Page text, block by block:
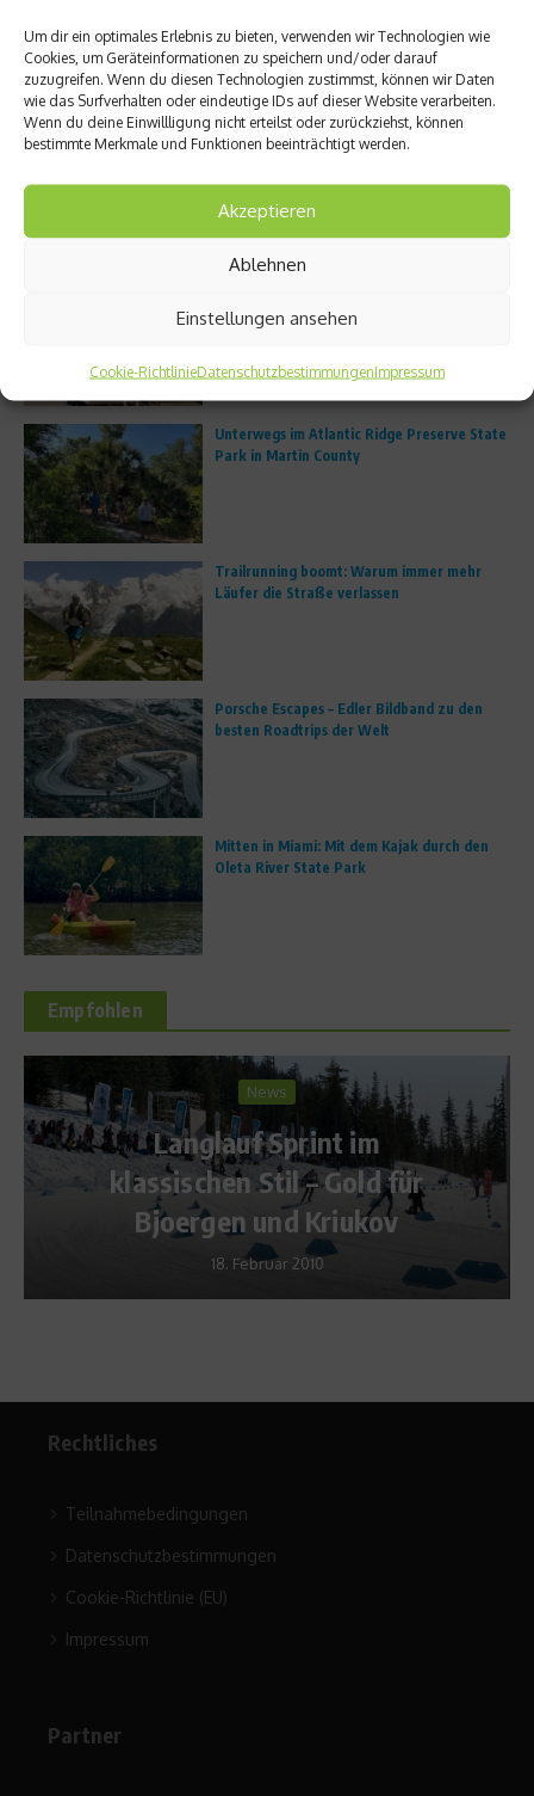
Um dir ein optimales Erlebnis zu bieten, verwenden wir Technologien wie
Cookies, um Geräteinformationen zu speichern und/oder darauf
zuzugreifen. Wenn du diesen Technologien zustimmst, können wir Daten
wie das Surfverhalten oder eindeutige IDs auf dieser Website verarbeiten.
Wenn du deine Einwillligung nicht erteilst oder zurückziehst, können
bestimmte Merkmale und Funktionen beeinträchtigt werden.
Akzeptieren
Ablehnen
Einstellungen ansehen
Cookie-RichtlinieDatenschutzbestimmungenImpressum
Beachcomber: Comeback des
Trailrunning-Events im Indischen
Ozean
Hamburger Verein will das längste
Handballspiel der Welt austrage
...
27. März 2026
Aktuelles
München
Unterwegs im Atlantic Ridge Preserve State
Park in Martin County
Trailrunning boomt: Warum immer mehr
Läufer die Straße verlassen
Porsche Escapes – Edler Bildband zu den
besten Roadtrips der Welt
Mitten in Miami: Mit dem Kajak durch den
Oleta River State Park
Empfohlen
News
Langlauf Sprint im
klassischen Stil – Gold für
Bjoergen und Kriukov
18. Februar 2010
Rechtliches
Teilnahmebedingungen
Datenschutzbestimmungen
Cookie-Richtlinie (EU)
Impressum
Partner